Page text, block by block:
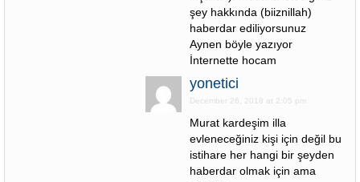
şey hakkında (biiznillah)
haberdar ediliyorsunuz
Aynen böyle yazıyor
İnternette hocam
yonetici
December 26, 2018 at 2:05 pm
Murat kardeşim illa
evleneceğiniz kişi için değil bu
istihare her hangi bir şeyden
haberdar olmak için ama